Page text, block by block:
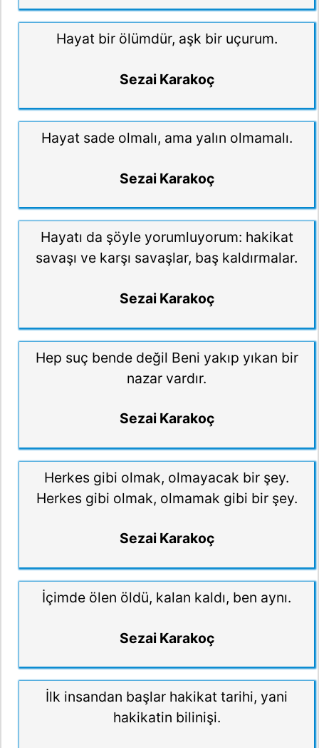
Hayat bir ölümdür, aşk bir uçurum.
Sezai Karakoç
Hayat sade olmalı, ama yalın olmamalı.
Sezai Karakoç
Hayatı da şöyle yorumluyorum: hakikat
savaşı ve karşı savaşlar, baş kaldırmalar.
Sezai Karakoç
Hep suç bende değil Beni yakıp yıkan bir
nazar vardır.
Sezai Karakoç
Herkes gibi olmak, olmayacak bir şey.
Herkes gibi olmak, olmamak gibi bir şey.
Sezai Karakoç
İçimde ölen öldü, kalan kaldı, ben aynı.
Sezai Karakoç
İlk insandan başlar hakikat tarihi, yani
hakikatin bilinişi.